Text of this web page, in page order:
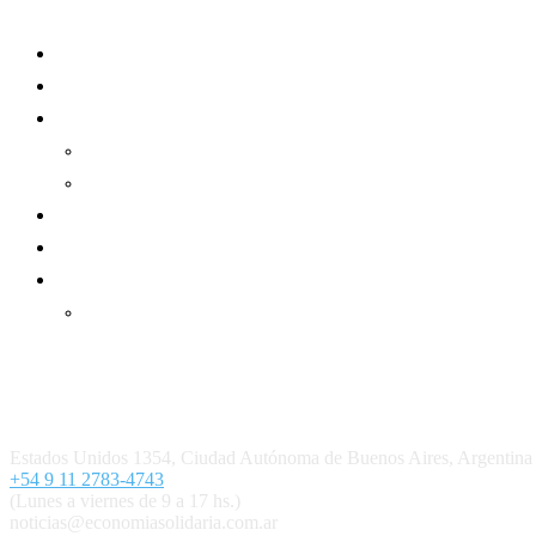
Estados Unidos 1354, Ciudad Autónoma de Buenos Aires,
+54 9 11 2783-4743
(Lunes a viernes de 9 a 17 hs.)
noticias@economiasolidaria.com.ar